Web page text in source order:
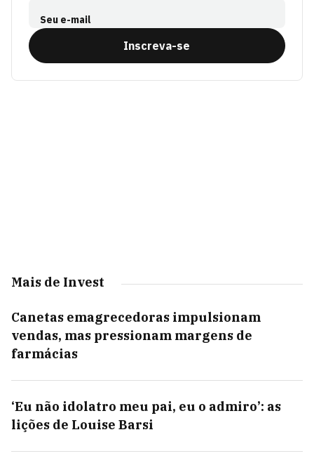
Seu e-mail
Inscreva-se
Mais de Invest
Canetas emagrecedoras impulsionam
vendas, mas pressionam margens de
farmácias
‘Eu não idolatro meu pai, eu o admiro’: as
lições de Louise Barsi